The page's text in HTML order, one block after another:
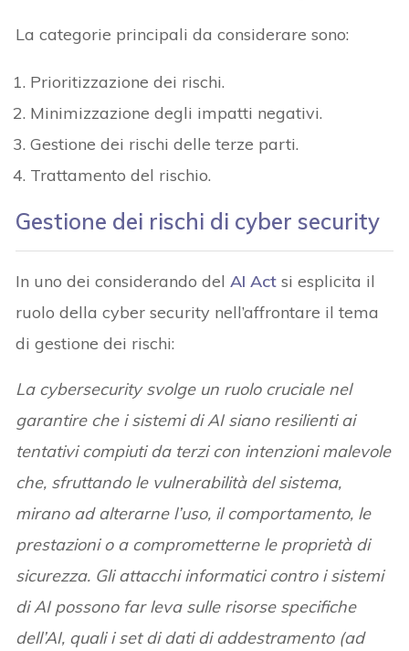
La categorie principali da considerare sono:
Prioritizzazione dei rischi.
Minimizzazione degli impatti negativi.
Gestione dei rischi delle terze parti.
Trattamento del rischio.
Gestione dei rischi di cyber security
In uno dei considerando delAI Act si esplicita il
ruolo della cyber security nell’affrontare il tema
di gestione dei rischi:
La cybersecurity svolge un ruolo cruciale nel
garantire che i sistemi di AI siano resilienti ai
tentativi compiuti da terzi con intenzioni malevole
che, sfruttando le vulnerabilità del sistema,
mirano ad alterarne l’uso, il comportamento, le
prestazioni o a comprometterne le proprietà di
sicurezza. Gli attacchi informatici contro i sistemi
di AI possono far leva sulle risorse specifiche
dell’AI, quali i set di dati di addestramento (ad